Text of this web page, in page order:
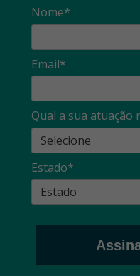
Nome*
Email*
Qual a sua atuação
Estado*